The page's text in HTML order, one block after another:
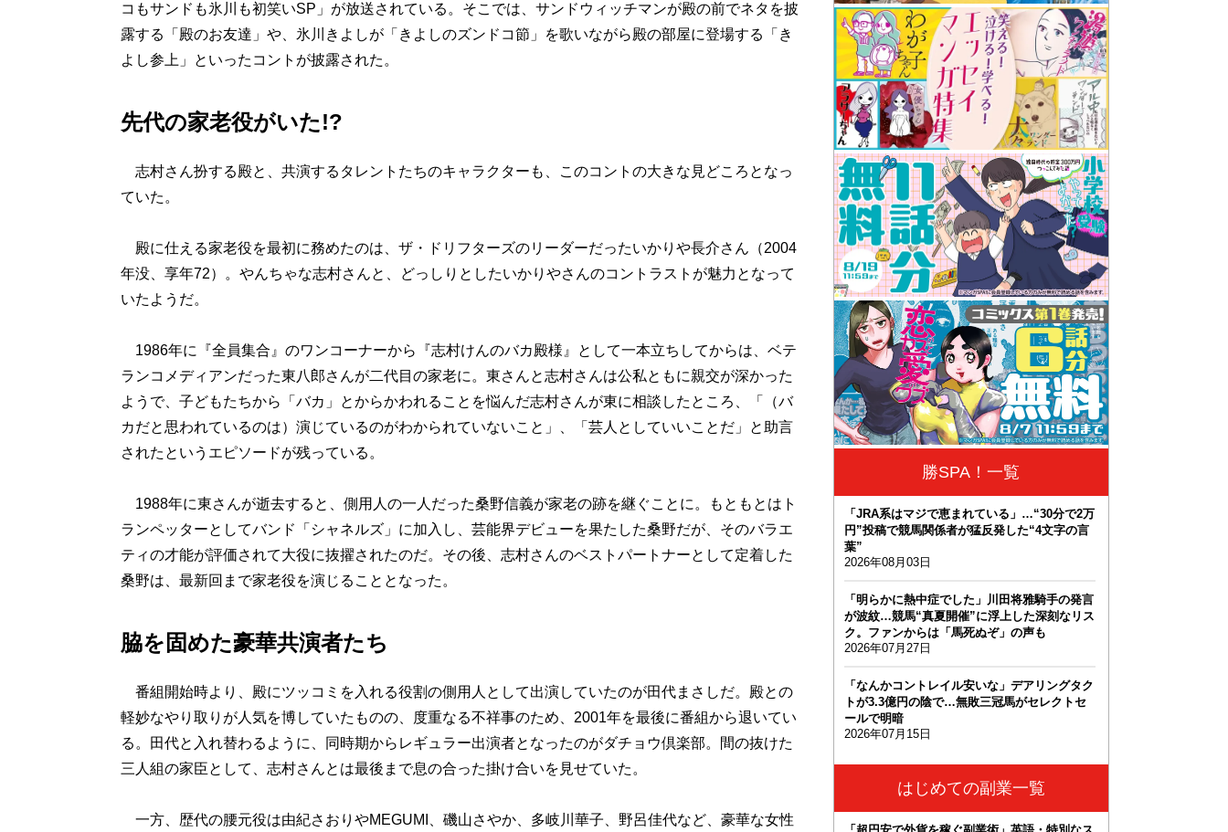
コもサンドも氷川も初笑いSP」が放送されている。そこでは、サンドウィッチマンが殿の前でネタを披
露する「殿のお友達」や、氷川きよしが「きよしのズンドコ節」を歌いながら殿の部屋に登場する「き
よし参上」といったコントが披露された。
先代の家老役がいた!?
志村さん扮する殿と、共演するタレントたちのキャラクターも、このコントの大きな見どころとなっ
ていた。
殿に仕える家老役を最初に務めたのは、ザ・ドリフターズのリーダーだったいかりや長介さん（2004
年没、享年72）。やんちゃな志村さんと、どっしりとしたいかりやさんのコントラストが魅力となって
いたようだ。
1986年に『全員集合』のワンコーナーから『志村けんのバカ殿様』として一本立ちしてからは、ベテ
ランコメディアンだった東八郎さんが二代目の家老に。東さんと志村さんは公私ともに親交が深かった
ようで、子どもたちから「バカ」とからかわれることを悩んだ志村さんが東に相談したところ、「（バ
カだと思われているのは）演じているのがわかられていないこと」、「芸人としていいことだ」と助言
されたというエピソードが残っている。
1988年に東さんが逝去すると、側用人の一人だった桑野信義が家老の跡を継ぐことに。もともとはト
ランペッターとしてバンド「シャネルズ」に加入し、芸能界デビューを果たした桑野だが、そのバラエ
ティの才能が評価されて大役に抜擢されたのだ。その後、志村さんのベストパートナーとして定着した
桑野は、最新回まで家老役を演じることとなった。
脇を固めた豪華共演者たち
番組開始時より、殿にツッコミを入れる役割の側用人として出演していたのが田代まさしだ。殿との
軽妙なやり取りが人気を博していたものの、度重なる不祥事のため、2001年を最後に番組から退いてい
る。田代と入れ替わるように、同時期からレギュラー出演者となったのがダチョウ倶楽部。間の抜けた
三人組の家臣として、志村さんとは最後まで息の合った掛け合いを見せていた。
一方、歴代の腰元役は由紀さおりやMEGUMI、磯山さやか、多岐川華子、野呂佳代など、豪華な女性
勝SPA！一覧
「JRA系はマジで恵まれている」…“30分で2万
円”投稿で競馬関係者が猛反発した“4文字の言
葉”
2026年08月03日
「明らかに熱中症でした」川田将雅騎手の発言
が波紋…競馬“真夏開催”に浮上した深刻なリス
ク。ファンからは「馬死ぬぞ」の声も
2026年07月27日
「なんかコントレイル安いな」デアリングタク
トが3.3億円の陰で…無敗三冠馬がセレクトセ
ールで明暗
2026年07月15日
はじめての副業一覧